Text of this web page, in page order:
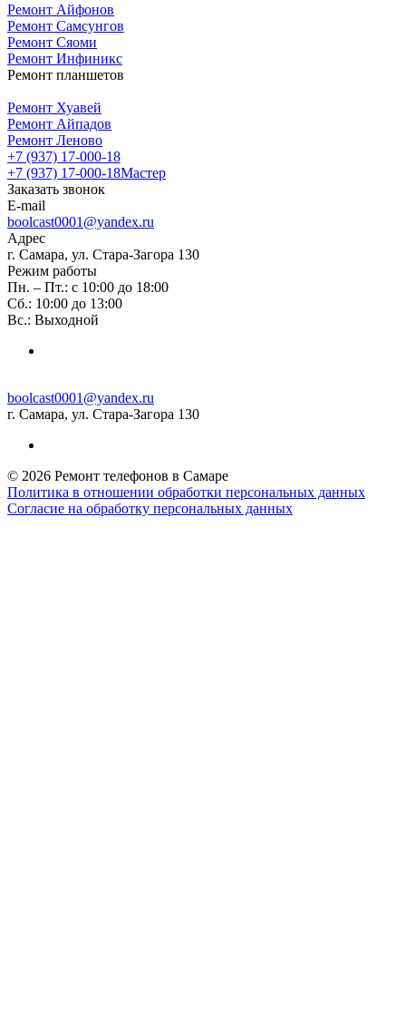
Ремонт Айфонов
Ремонт Самсунгов
Ремонт Сяоми
Ремонт Инфиникс
Ремонт планшетов
Ремонт Хуавей
Ремонт Айпадов
Ремонт Леново
+7 (937) 17-000-18
+7 (937) 17-000-18Мастер
Заказать звонок
E-mail
boolcast0001@yandex.ru
Адрес
г. Самара, ул. Стара-Загора 130
Режим работы
Пн. – Пт.: с 10:00 до 18:00
Сб.: 10:00 до 13:00
Вс.: Выходной
boolcast0001@yandex.ru
г. Самара, ул. Стара-Загора 130
© 2026 Ремонт телефонов в Самаре
Политика в отношении обработки персональных данных
Согласие на обработку персональных данных